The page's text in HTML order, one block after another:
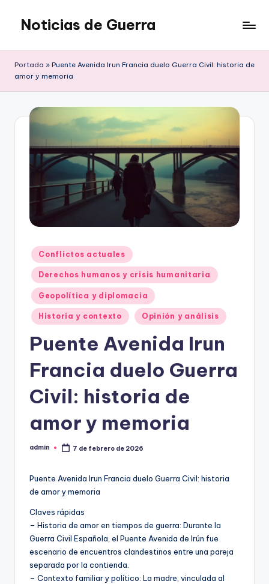
Saltar
contenido
Noticias de Guerra
Portada » Puente Avenida Irun Francia duelo Guerra Civil: historia de
amor y memoria
Publicado
en
Conflictos actuales
Derechos humanos y crisis humanitaria
Geopolítica y diplomacia
Historia y contexto Opinión y análisis
Puente Avenida Irun
Francia duelo Guerra
Civil: historia de
amor y memoria
Publicado
admin 7 de febrero de 2026
Puente Avenida Irun Francia duelo Guerra Civil: historia
de amor y memoria
Claves rápidas
– Historia de amor en tiempos de guerra: Durante la
Guerra Civil Española, el Puente Avenida de Irún fue
escenario de encuentros clandestinos entre una pareja
separada por la contienda.
– Contexto familiar y político: La madre, vinculada al